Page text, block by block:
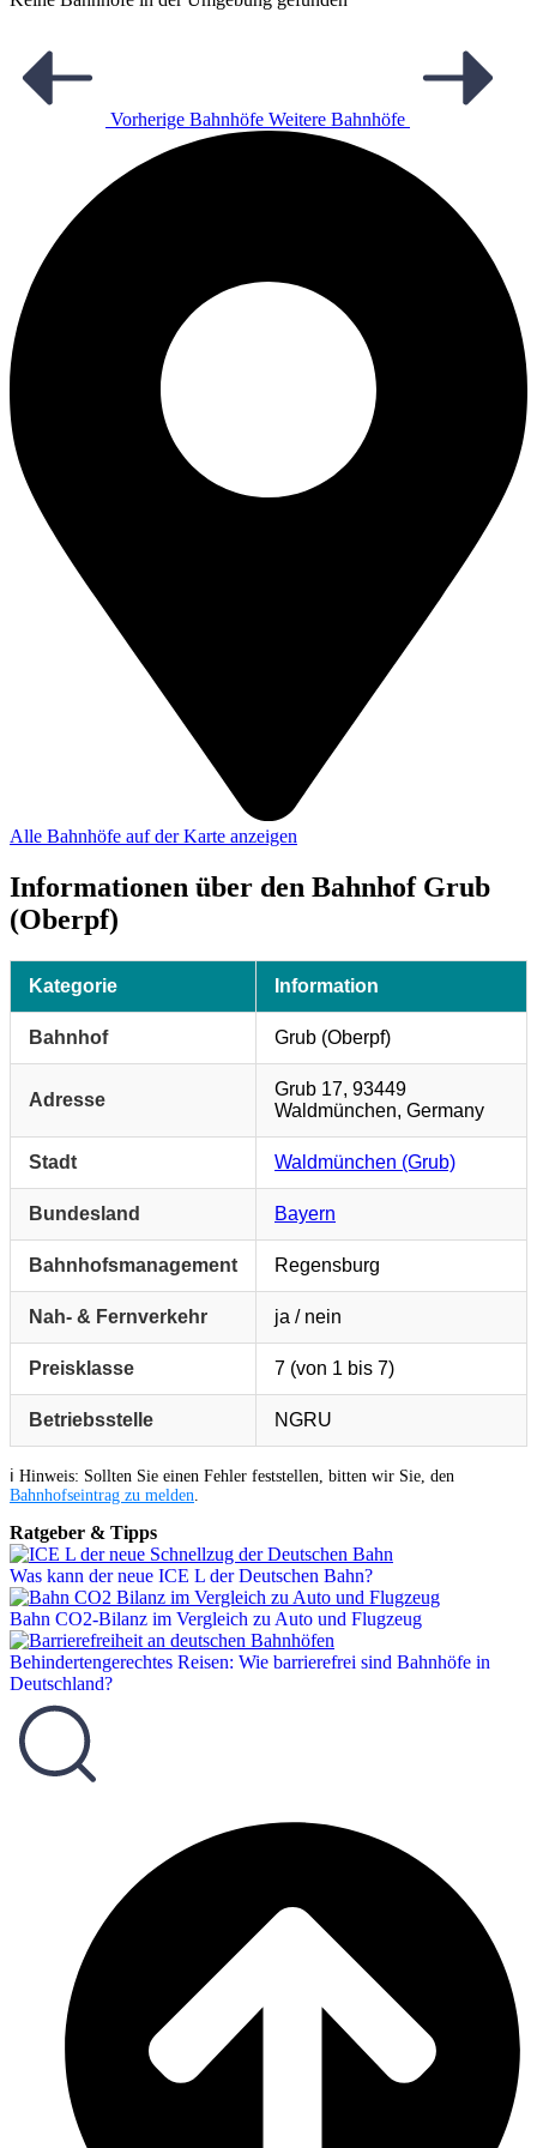
Vorherige Bahnhöfe Weitere Bahnhöfe
Alle Bahnhöfe auf der Karte anzeigen
Informationen über den Bahnhof Grub
(Oberpf)
Kategorie Information
Bahnhof Grub (Oberpf)
Adresse
Grub 17, 93449
Waldmünchen, Germany
Stadt Waldmünchen (Grub)
Bundesland Bayern
Bahnhofsmanagement Regensburg
Nah- & Fernverkehr ja / nein
Preisklasse 7 (von 1 bis 7)
Betriebsstelle NGRU
ℹ️ Hinweis: Sollten Sie einen Fehler feststellen, bitten wir Sie, den
Bahnhofseintrag zu melden
Ratgeber & Tipps
Was kann der neue ICE L der Deutschen Bahn?
Bahn CO2-Bilanz im Vergleich zu Auto und Flugzeug
Behindertengerechtes Reisen: Wie barrierefrei sind Bahnhöfe in
Deutschland?